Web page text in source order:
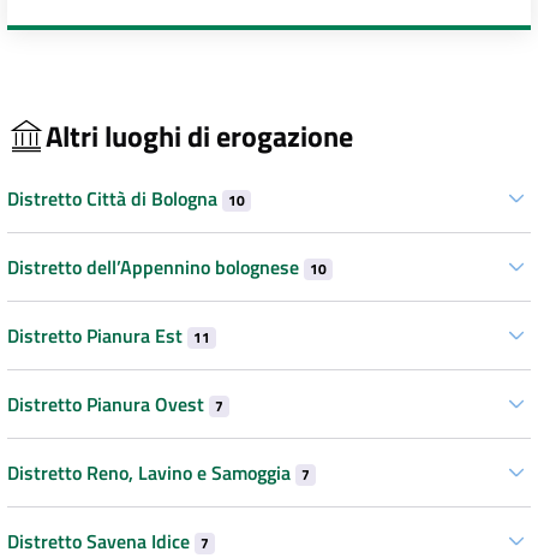
Altri luoghi di erogazione
Distretto Città di Bologna 10
Distretto dell’Appennino bolognese 10
Distretto Pianura Est 11
Distretto Pianura Ovest 7
Distretto Reno, Lavino e Samoggia 7
Distretto Savena Idice 7